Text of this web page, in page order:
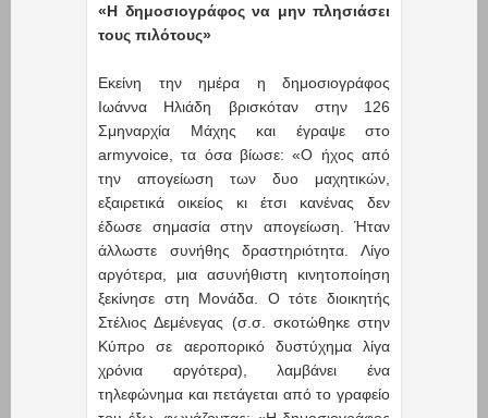
«Η δημοσιογράφος να μην πλησιάσει
τους πιλότους»
Εκείνη την ημέρα η δημοσιογράφος
Ιωάννα Ηλιάδη βρισκόταν στην 126
Σμηναρχία Μάχης και έγραψε στο
armyvoice, τα όσα βίωσε: «Ο ήχος από
την απογείωση των δυο μαχητικών,
εξαιρετικά οικείος κι έτσι κανένας δεν
έδωσε σημασία στην απογείωση. Ήταν
άλλωστε συνήθης δραστηριότητα. Λίγο
αργότερα, μια ασυνήθιστη κινητοποίηση
ξεκίνησε στη Μονάδα. Ο τότε διοικητής
Στέλιος Δεμένεγας (σ.σ. σκοτώθηκε στην
Κύπρο σε αεροπορικό δυστύχημα λίγα
χρόνια αργότερα), λαμβάνει ένα
τηλεφώνημα και πετάγεται από το γραφείο